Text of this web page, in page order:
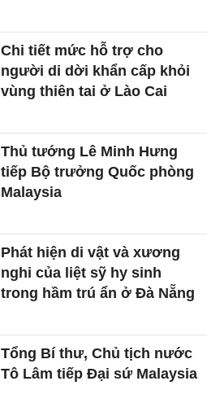
Chi tiết mức hỗ trợ cho
người di dời khẩn cấp khỏi
vùng thiên tai ở Lào Cai
Thủ tướng Lê Minh Hưng
tiếp Bộ trưởng Quốc phòng
Malaysia
Phát hiện di vật và xương
nghi của liệt sỹ hy sinh
trong hầm trú ẩn ở Đà Nẵng
Tổng Bí thư, Chủ tịch nước
Tô Lâm tiếp Đại sứ Malaysia